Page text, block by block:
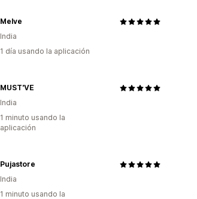
Melve
India
1 día usando la aplicación
MUST'VE
India
1 minuto usando la
aplicación
Pujastore
India
1 minuto usando la